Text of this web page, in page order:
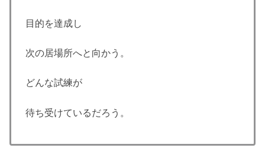
目的を達成し
次の居場所へと向かう。
どんな試練が
待ち受けているだろう。